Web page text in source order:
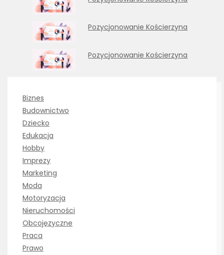
Pozycjonowanie Kościerzyna
Pozycjonowanie Kościerzyna
Biznes
Budownictwo
Dziecko
Edukacja
Hobby
Imprezy
Marketing
Moda
Motoryzacja
Nieruchomości
Obcojęzyczne
Praca
Prawo